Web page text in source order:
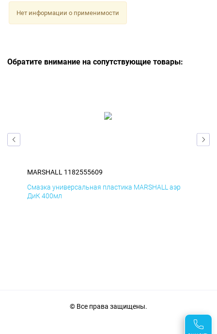
Нет информации о применимости
Обратите внимание на сопутствующие товары:
MARSHALL 1182555609
Смазка универсальная пластика MARSHALL аэр
ДиК 400мл
© Все права защищены.